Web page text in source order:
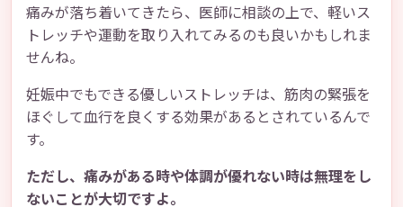
痛みが落ち着いてきたら、医師に相談の上で、軽いス
トレッチや運動を取り入れてみるのも良いかもしれま
せんね。
妊娠中でもできる優しいストレッチは、筋肉の緊張を
ほぐして血行を良くする効果があるとされているんで
す。
ただし、痛みがある時や体調が優れない時は無理をし
ないことが大切ですよ。